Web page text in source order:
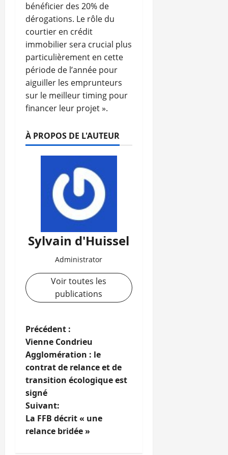
bénéficier des 20% de
dérogations. Le rôle du
courtier en crédit
immobilier sera crucial plus
particulièrement en cette
période de l’année pour
aiguiller les emprunteurs
sur le meilleur timing pour
financer leur projet ».
À PROPOS DE L'AUTEUR
Sylvain d'Huissel
Administrator
Voir toutes les
publications
N
a
v
i
g
a
Précédent :
Vienne Condrieu
Agglomération : le
contrat de relance et de
transition écologique est
signé
Suivant:
La FFB décrit « une
relance bridée »